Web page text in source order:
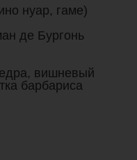
нуар, гаме)
де Бургонь
вишневый
барбариса